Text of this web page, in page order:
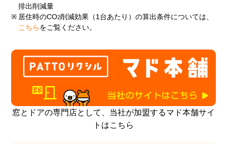
排出削減量
※ 居住時のCO2削減効果（1台あたり）の算出条件については、
こちら をご覧ください。
窓とドアの専門店として、当社が加盟するマド本舗サイ
トはこちら